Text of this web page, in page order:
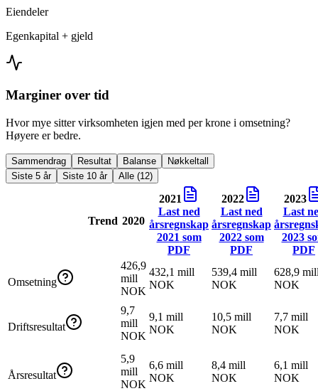
Eiendeler
Egenkapital + gjeld
Marginer over tid
Hvor mye sitter virksomheten igjen med per krone i omsetning?
Høyere er bedre.
Sammendrag Resultat Balanse
Nøkkeltall
Siste 5 år
Siste 10 år Alle (12)
Trend 2020
2021
Last ned
årsregnskap
2021 som
PDF
2022
Last ned
årsregnskap
2022som
PDF
2023
Last
2023
PDF
Omsetning
426,9
mill
NOK
432,1 mill
NOK
539,4 mill
NOK
628,9
NOK
Driftsresultat
9,7
mill
NOK
9,1 mill
NOK
10,5 mill
NOK
7,7 mill
NOK
Årsresultat
5,9
mill
NOK
6,6 mill
NOK
8,4 mill
NOK
6,1 mill
NOK